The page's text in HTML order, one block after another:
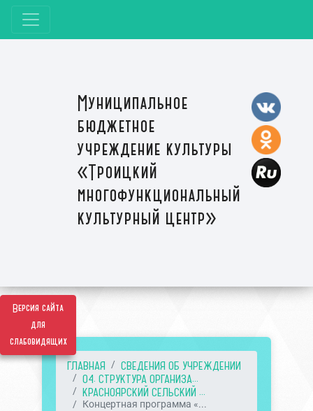
Версия сайта
для
слабовидящих
Муниципальное
бюджетное
учреждение культуры
«Троицкий
многофункциональный
культурный центр»
ГЛАВНАЯ
СВЕДЕНИЯ ОБ УЧРЕЖДЕНИИ
04. СТРУКТУРА ОРГАНИЗА...
КРАСНОЯРСКИЙ СЕЛЬСКИЙ ...
Концертная программа «...